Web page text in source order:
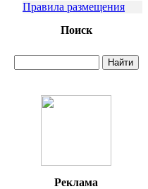
Правила размещения
Поиск
Реклама